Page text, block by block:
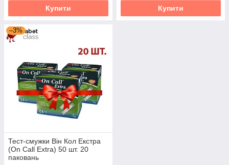
Купити Купити
–3%
Тест-смужки Він Кол Екстра
(On Call Extra) 50 шт. 20
паковань